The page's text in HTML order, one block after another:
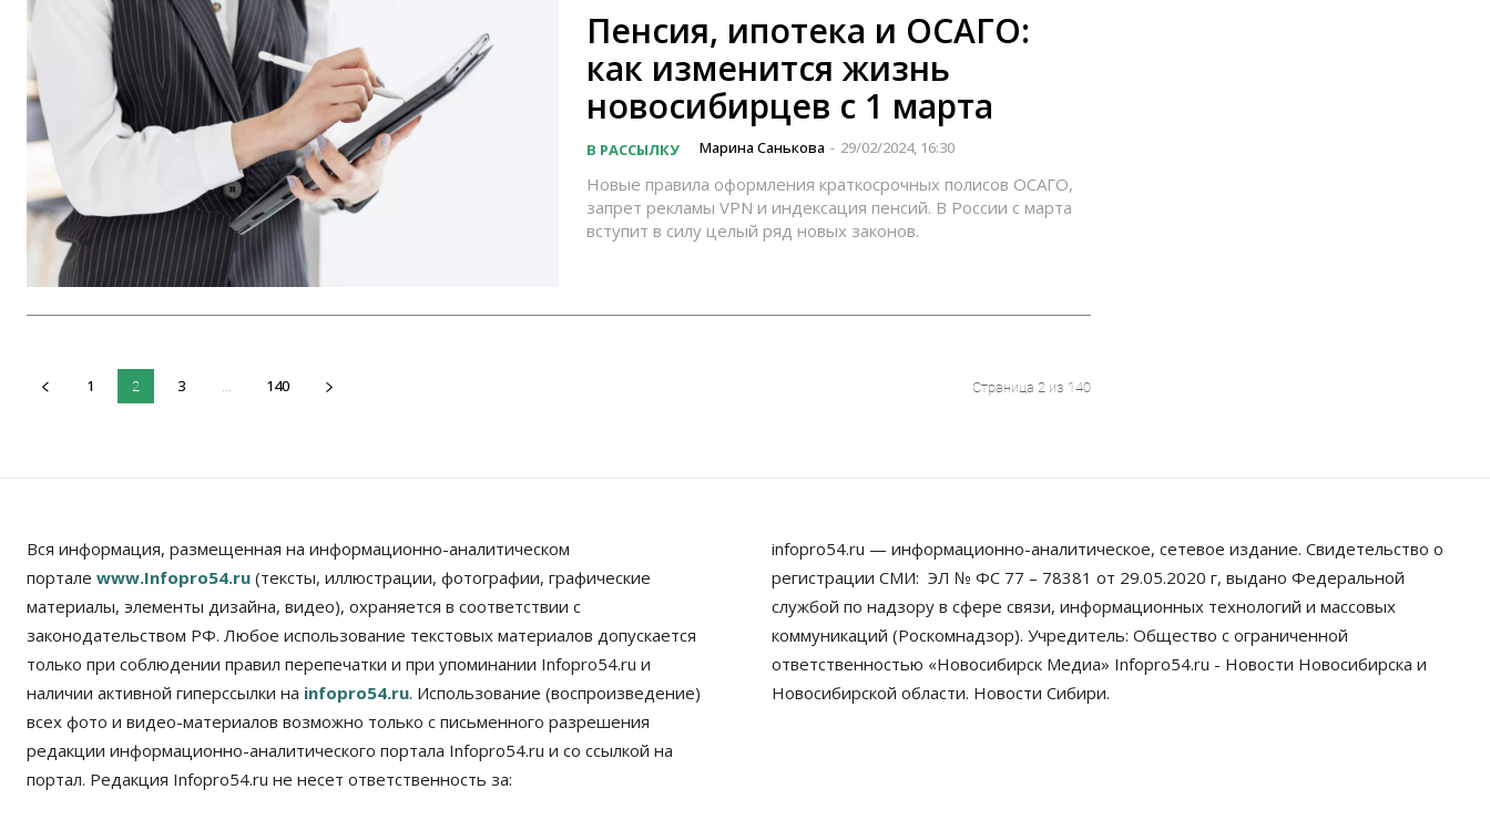
Пенсия, ипотека и ОСАГО:
как изменится жизнь
новосибирцев с 1 марта
В РАССЫЛКУ Марина Санькова - 29/02/2024, 16:30
Новые правила оформления краткосрочных полисов ОСАГО,
запрет рекламы VPN и индексация пенсий. В России с марта
вступит в силу целый ряд новых законов.
1 2 3 ... 140 Страница 2 из 140
Вся информация, размещенная на информационно-аналитическом
портале www.Infopro54.ru (тексты, иллюстрации, фотографии, графические
материалы, элементы дизайна, видео), охраняется в соответствии с
законодательством РФ. Любое использование текстовых материалов допускается
только при соблюдении правил перепечатки и при упоминании Infopro54.ru и
наличии активной гиперссылки на infopro54.ru. Использование (воспроизведение)
всех фото и видео-материалов возможно только с письменного разрешения
редакции информационно-аналитического портала Infopro54.ru и со ссылкой на
портал. Редакция Infopro54.ru не несет ответственность за:
infopro54.ru — информационно-аналитическое, сетевое издание. Свидетельство о
регистрации СМИ: ЭЛ № ФС 77 – 78381 от 29.05.2020 г, выдано Федеральной
службой по надзору в сфере связи, информационных технологий и массовых
коммуникаций (Роскомнадзор). Учредитель: Общество с ограниченной
ответственностью «Новосибирск Медиа» Infopro54.ru - Новости Новосибирска и
Новосибирской области. Новости Сибири.